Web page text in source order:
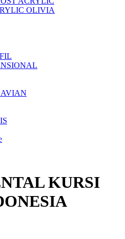
OLIVIA
KURSI